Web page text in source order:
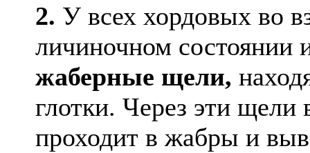
2. У всех хордовых во
личиночном состоянии
жаберные щели,
глотки. Через эти щели
проходит в жабры и